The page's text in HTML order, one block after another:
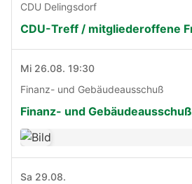
CDU Delingsdorf
CDU-Treff / mitgliederoffene
Mi 26.08. 19:30
Finanz- und Gebäudeausschuß
Finanz- und
Sa 29.08.